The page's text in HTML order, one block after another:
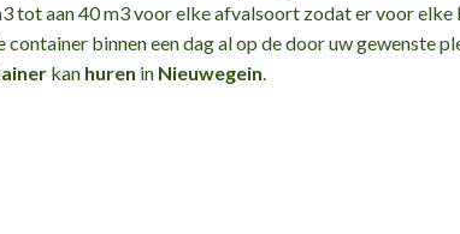
tot aan 40 m3 voor elke afvalsoort zodat er voor elke
binnen een dag al op de door uw gewenste
kan huren in Nieuwegein.